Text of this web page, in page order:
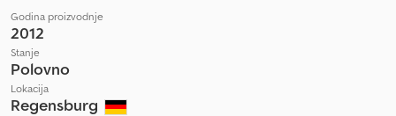
Godina proizvodnje
2012
Stanje
Polovno
Lokacija
Regensburg